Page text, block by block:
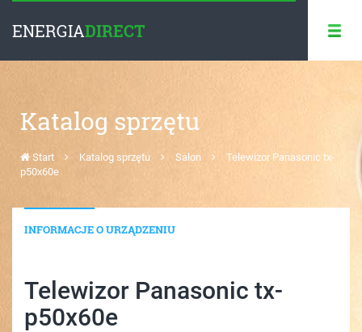
ENERGIADIRECT
Katalog sprzętu
Start Katalog sprzętu Salon
Telewizor Panasonic tx-
p50x60e
INFORMACJE O URZĄDZENIU
Telewizor Panasonic tx-
p50x60e